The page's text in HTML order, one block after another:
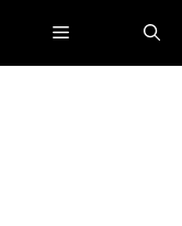
فهرست